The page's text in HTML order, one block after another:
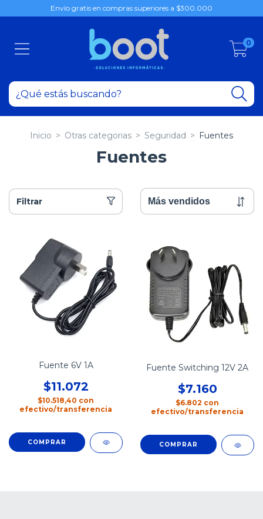
Envío gratis en compras superiores a $300.000
0
Inicio > Otras categorias > Seguridad > Fuentes
Fuentes
Filtrar
Fuente 6V 1A
$11.072
$10.518,40 con
efectivo/transferencia
Fuente Switching 12V 2A
$7.160
$6.802 con
efectivo/transferencia